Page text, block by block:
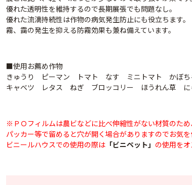
優れた透明性を維持するので長期展張でも問題なし。
優れた流滴持続性は作物の病気発生防止にも役立ちます。
霧、靄の発生を抑える防霧効果も兼ね備えています。
■使用お薦め作物
きゅうり ピーマン トマト なす ミニトマト かぼ
キャベツ レタス ねぎ ブロッコリー ほうれん草
※ＰＯフィルムは農ビなどに比べ伸縮性がない材質のため
パッカー等で留めると穴が開く場合がありますのでお気を
ビニールハウスでの使用の際は 「ビニペット」 の使用をオ